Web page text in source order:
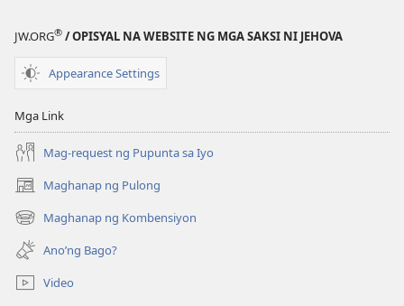
sa
sa
JW.ORG® / OPISYAL NA WEBSITE NG MGA SAKSI NI JEHOVA
Appearance Settings
Mga Link
Mag-request ng Pupunta sa Iyo
Maghanap ng Pulong
(may
bubukas
na
bagong
window)
Maghanap ng Kombensiyon
(may
bubukas
na
bagong
window)
Ano’ng Bago?
Video